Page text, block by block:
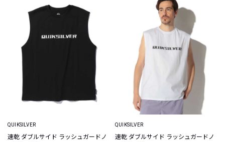
QUIKSILVER
速乾 ダブルサイド ラッシュガードノ
QUIKSILVER
速乾 ダブルサイド ラッシュガードノ